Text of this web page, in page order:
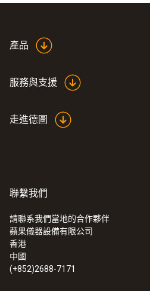
產品
服務與支援
走進德圖
聯繫我們
請聯系我們當地的合作夥伴
蘋果儀器設備有限公司
香港
中國
(+852)2688-7171